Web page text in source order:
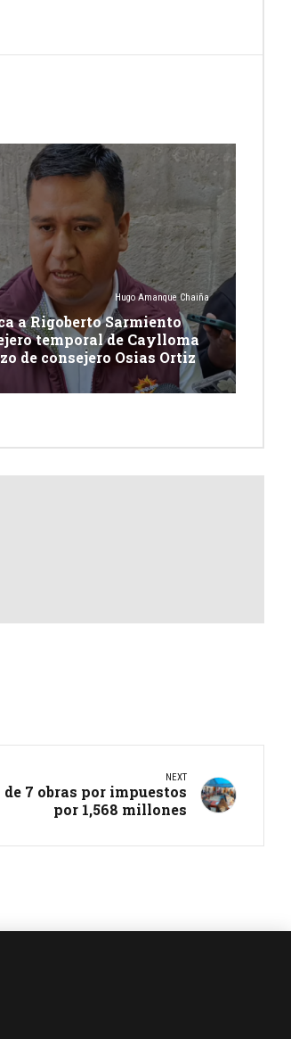
Hugo Amanque Chaiña
a Rigoberto Sarmiento
temporal de Caylloma
de consejero Osias Ortiz
NEXT
7 obras por impuestos
por 1,568 millones